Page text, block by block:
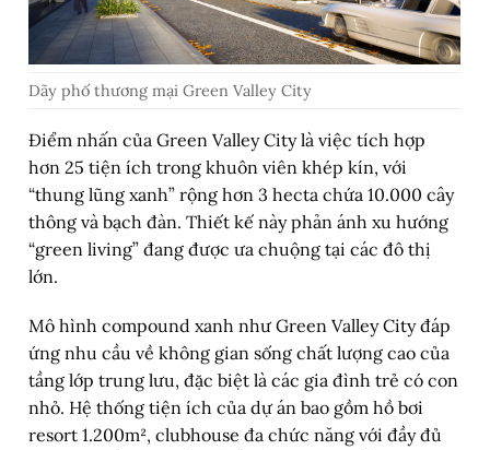
Dãy phố thương mại Green Valley City
Điểm nhấn của Green Valley City là việc tích hợp
hơn 25 tiện ích trong khuôn viên khép kín, với
“thung lũng xanh” rộng hơn 3 hecta chứa 10.000 cây
thông và bạch đàn. Thiết kế này phản ánh xu hướng
“green living” đang được ưa chuộng tại các đô thị
lớn.
Mô hình compound xanh như Green Valley City đáp
ứng nhu cầu về không gian sống chất lượng cao của
tầng lớp trung lưu, đặc biệt là các gia đình trẻ có con
nhỏ. Hệ thống tiện ích của dự án bao gồm hồ bơi
resort 1.200m², clubhouse đa chức năng với đầy đủ